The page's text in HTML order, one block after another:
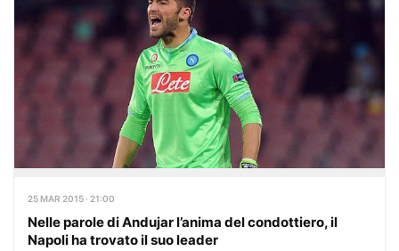
25 MAR 2015 · 21:00
Nelle parole di Andujar l’anima del condottiero, il
Napoli ha trovato il suo leader